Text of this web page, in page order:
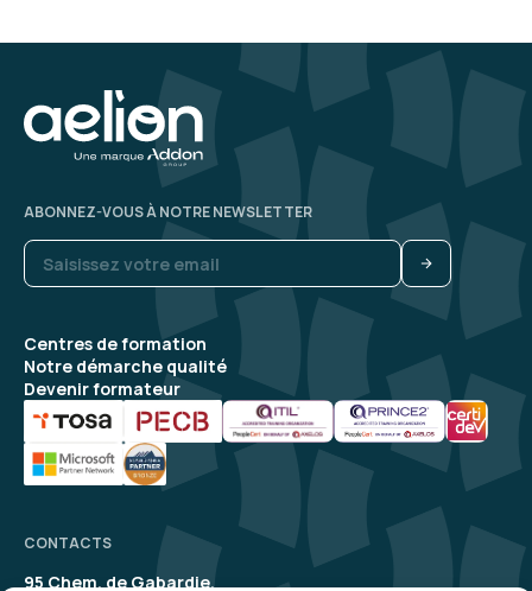
Centres de formation
Notre démarche qualité
Devenir formateur
ABONNEZ-VOUS À NOTRE NEWSLETTER
CONTACTS
95 Chem. de Gabardie,